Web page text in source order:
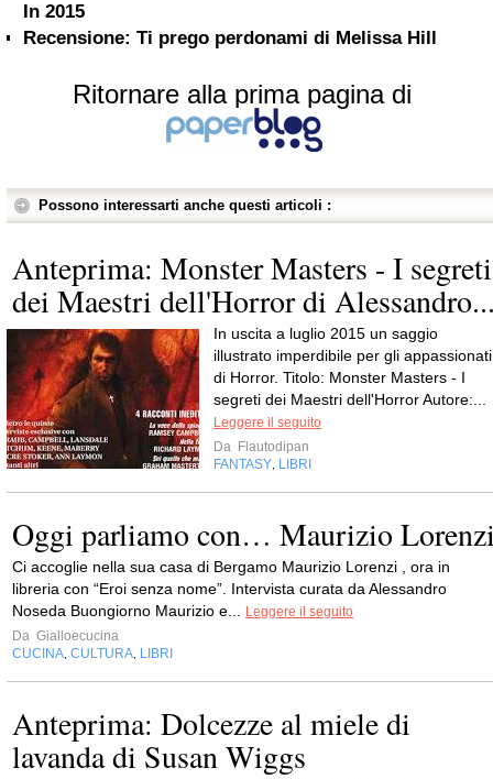
In 2015
Recensione: Ti prego perdonami di Melissa Hill
Ritornare alla prima pagina di
Possono interessarti anche questi articoli :
Anteprima: Monster Masters - I segreti
dei Maestri dell'Horror di
In uscita a luglio 2015 un saggio
illustrato imperdibile per gli appassionati
di Horror. Titolo: Monster Masters - I
segreti dei Maestri dell'Horror Autore:...
Leggere il seguito
Da Flautodipan
FANTASY LIBRI
Oggi parliamo con… Maurizio
Ci accoglie nella sua casa di Bergamo Maurizio Lorenzi , ora in
libreria con “Eroi senza nome”. Intervista curata da Alessandro
Noseda Buongiorno Maurizio e...
Leggere il seguito
Da Gialloecucina
CUCINA CULTURA LIBRI
Anteprima: Dolcezze al miele di
lavanda di Susan Wiggs